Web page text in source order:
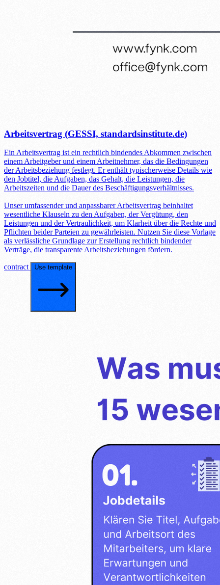
Arbeitsvertrag (GESSI, standardsinstitute.de)
Ein Arbeitsvertrag ist ein rechtlich bindendes Abkommen zwischen
einem Arbeitgeber und einem Arbeitnehmer, das die Bedingungen
der Arbeitsbeziehung festlegt. Er enthält typischerweise Details wie
den Jobtitel, die Aufgaben, das Gehalt, die Leistungen, die
Arbeitszeiten und die Dauer des Beschäftigungsverhältnisses.
Unser umfassender und anpassbarer Arbeitsvertrag beinhaltet
wesentliche Klauseln zu den Aufgaben, der Vergütung, den
Leistungen und der Vertraulichkeit, um Klarheit über die Rechte und
Pflichten beider Parteien zu gewährleisten. Nutzen Sie diese Vorlage
als verlässliche Grundlage zur Erstellung rechtlich bindender
Verträge, die transparente Arbeitsbeziehungen fördern.
contract Use template